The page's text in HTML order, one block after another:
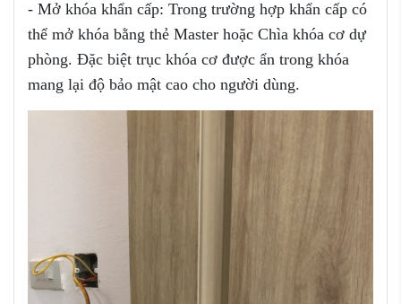
- Mở khóa khẩn cấp: Trong trường hợp khẩn cấp có
thể mở khóa bằng thẻ Master hoặc Chìa khóa cơ dự
phòng. Đặc biệt trục khóa cơ được ẩn trong khóa
mang lại độ bảo mật cao cho người dùng.